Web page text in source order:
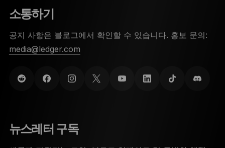
소통하기
공지 사항은 블로그에서 확인할 수 있습니다. 홍보 문의:
media@ledger.com
뉴스레터 구독